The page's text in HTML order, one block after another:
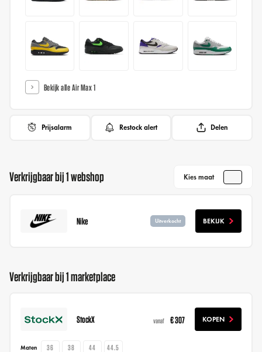
Bekijk alle Air Max 1
Prijsalarm Restock alert Delen
Verkrijgbaar bij 1 webshop Kies maat
Nike Uitverkocht BEKIJK
Verkrijgbaar bij 1 marketplace
StockX vanaf € 307 KOPEN
Maten 36 38 44 44.5